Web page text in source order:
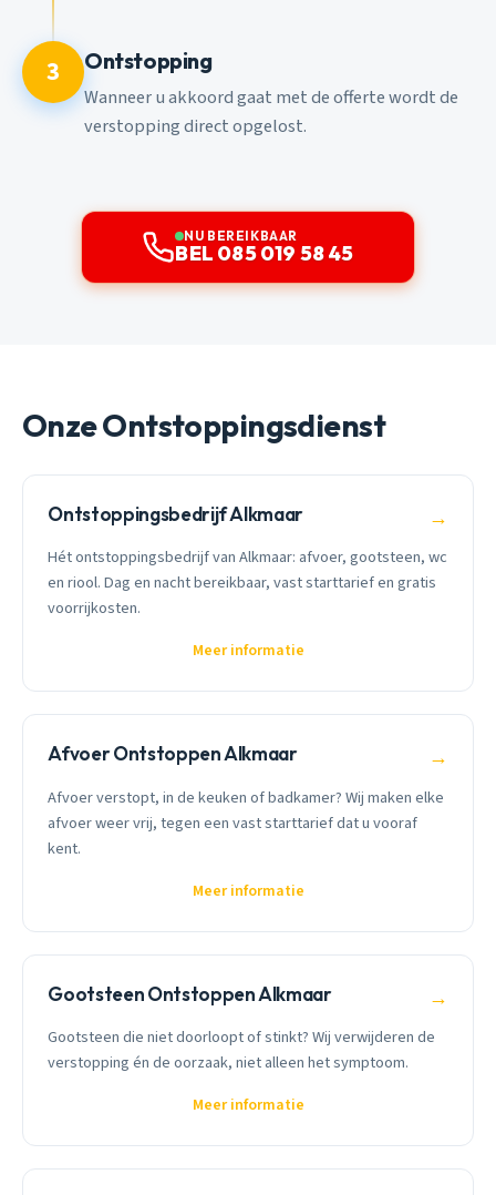
3 Ontstopping
Wanneer u akkoord gaat met de offerte wordt de
verstopping direct opgelost.
NU BEREIKBAAR
BEL 085 019 58 45
Onze Ontstoppingsdienst
Ontstoppingsbedrijf Alkmaar →
Hét ontstoppingsbedrijf van Alkmaar: afvoer, gootsteen, wc
en riool. Dag en nacht bereikbaar, vast starttarief en gratis
voorrijkosten.
Meer informatie
Afvoer Ontstoppen Alkmaar →
Afvoer verstopt, in de keuken of badkamer? Wij maken elke
afvoer weer vrij, tegen een vast starttarief dat u vooraf
kent.
Meer informatie
Gootsteen Ontstoppen Alkmaar →
Gootsteen die niet doorloopt of stinkt? Wij verwijderen de
verstopping én de oorzaak, niet alleen het symptoom.
Meer informatie